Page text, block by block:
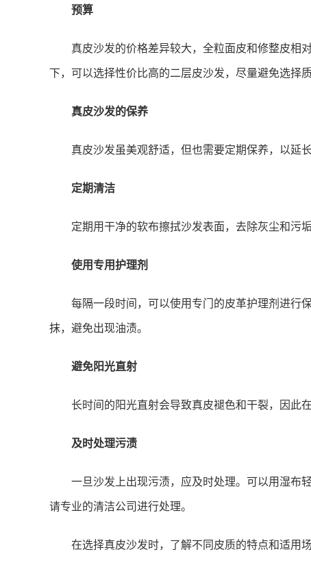
预算
真皮沙发的价格差异较大，全粒面皮和修整皮相
下，可以选择性价比高的二层皮沙发，尽量避免选择
真皮沙发的保养
真皮沙发虽美观舒适，但也需要定期保养，以延
定期清洁
定期用干净的软布擦拭沙发表面，去除灰尘和污
使用专用护理剂
每隔一段时间，可以使用专门的皮革护理剂进行
抹，避免出现油渍。
避免阳光直射
长时间的阳光直射会导致真皮褪色和干裂，因此
及时处理污渍
一旦沙发上出现污渍，应及时处理。可以用湿布
请专业的清洁公司进行处理。
在选择真皮沙发时，了解不同皮质的特点和适用